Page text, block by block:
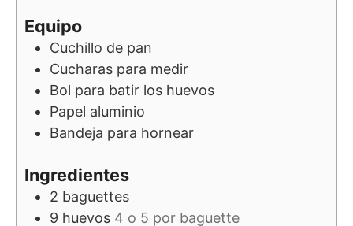
Equipo
Cuchillo de pan
Cucharas para medir
Bol para batir los huevos
Papel aluminio
Bandeja para hornear
Ingredientes
2 baguettes
9 huevos 4 o 5 por baguette